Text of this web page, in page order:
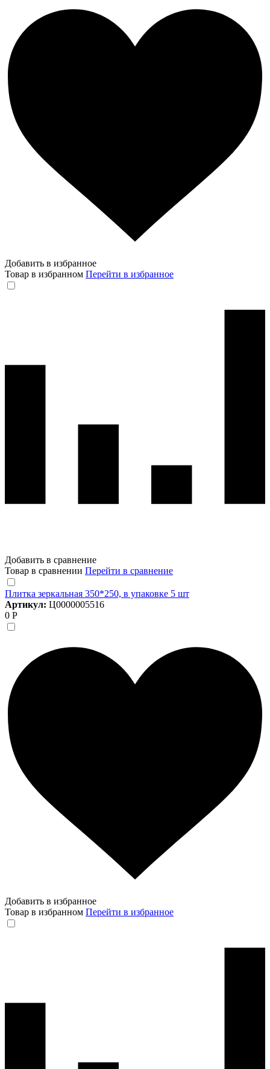
Добавить в избранное
Товар в избранном Перейти в избранное
Добавить в сравнение
Товар в сравнении Перейти в сравнение
Плитка зеркальная 350*250, в упаковке 5 шт
Артикул: Ц0000005516
0 Р
Добавить в избранное
Товар в избранном Перейти в избранное